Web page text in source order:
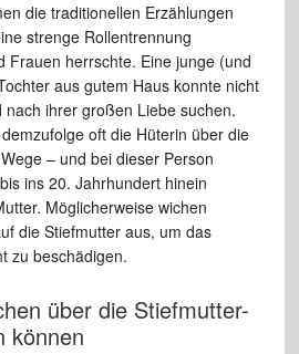
die traditionellen Erzählungen
strenge Rollentrennung
Frauen herrschte. Eine junge (und
aus gutem Haus konnte nicht
ihrer großen Liebe suchen.
oft die Hüterin über die
– und bei dieser Person
ins 20. Jahrhundert hinein
Möglicherweise wichen
die Stiefmutter aus, um das
zu beschädigen.
über die Stiefmutter-
können